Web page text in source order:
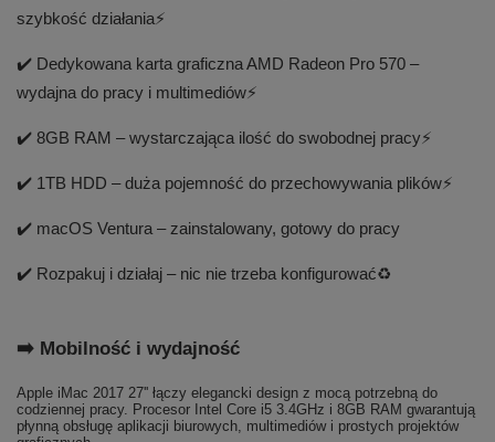
szybkość działania⚡
✔️ Dedykowana karta graficzna AMD Radeon Pro 570 –
wydajna do pracy i multimediów⚡
✔️ 8GB RAM – wystarczająca ilość do swobodnej pracy⚡
✔️ 1TB HDD – duża pojemność do przechowywania plików⚡
✔️ macOS Ventura – zainstalowany, gotowy do pracy
✔️ Rozpakuj i działaj – nic nie trzeba konfigurować♻️
➡️ Mobilność i wydajność
Apple iMac 2017 27'' łączy elegancki design z mocą potrzebną do
codziennej pracy. Procesor Intel Core i5 3.4GHz i 8GB RAM gwarantują
płynną obsługę aplikacji biurowych, multimediów i prostych projektów